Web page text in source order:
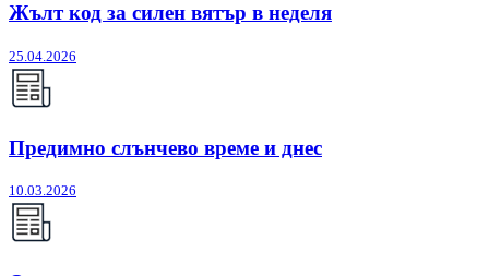
Жълт код за силен вятър в неделя
25.04.2026
Предимно слънчево време и днес
10.03.2026